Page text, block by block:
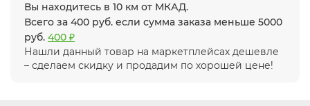
Вы находитесь в 10 км от МКАД.
Всего за 400 руб. если сумма заказа меньше 5000
руб. 400 ₽
Нашли данный товар на маркетплейсах дешевле
– сделаем скидку и продадим по хорошей цене!